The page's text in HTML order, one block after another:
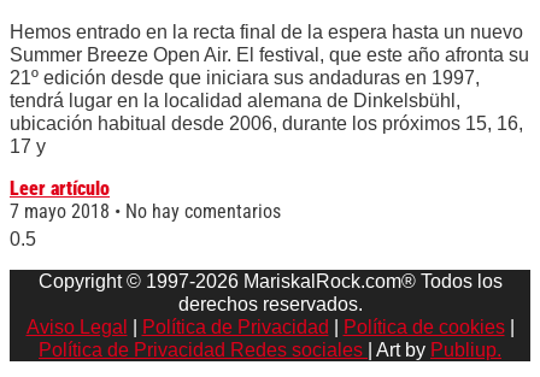
Hemos entrado en la recta final de la espera hasta un nuevo
Summer Breeze Open Air. El festival, que este año afronta su
21º edición desde que iniciara sus andaduras en 1997,
tendrá lugar en la localidad alemana de Dinkelsbühl,
ubicación habitual desde 2006, durante los próximos 15, 16,
17 y
Leer artículo
7 mayo 2018
No hay comentarios
Copyright © 1997-2026 MariskalRock.com® Todos los
derechos reservados.
Aviso Legal
Política de Privacidad Política de cookies|
Política de Privacidad Redes sociales
| Art by Publiup.